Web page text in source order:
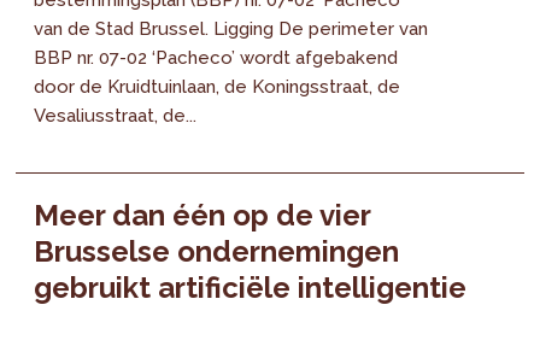
van de Stad Brussel. Ligging De perimeter van
BBP nr. 07-02 ‘Pacheco’ wordt afgebakend
door de Kruidtuinlaan, de Koningsstraat, de
Vesaliusstraat, de...
Meer dan één op de vier
Brusselse ondernemingen
gebruikt artificiële intelligentie